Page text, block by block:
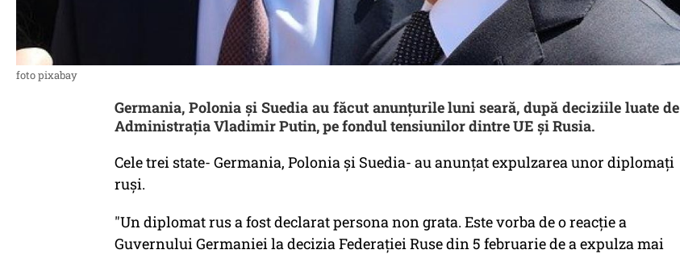
foto pixabay
Germania, Polonia şi Suedia au făcut anunțurile luni seară, după deciziile luate de
Administrația Vladimir Putin, pe fondul tensiunilor dintre UE și Rusia.
Cele trei state- Germania, Polonia și Suedia- au anunțat expulzarea unor diplomați
ruși.
"Un diplomat rus a fost declarat persona non grata. Este vorba de o reacţie a
Guvernului Germaniei la decizia Federaţiei Ruse din 5 februarie de a expulza mai